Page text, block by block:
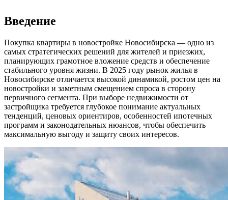
Введение
Покупка квартиры в новостройке Новосибирска — одно из
самых стратегических решений для жителей и приезжих,
планирующих грамотное вложение средств и обеспечение
стабильного уровня жизни. В 2025 году рынок жилья в
Новосибирске отличается высокой динамикой, ростом цен на
новостройки и заметным смещением спроса в сторону
первичного сегмента. При выборе недвижимости от
застройщика требуется глубокое понимание актуальных
тенденций, ценовых ориентиров, особенностей ипотечных
программ и законодательных нюансов, чтобы обеспечить
максимальную выгоду и защиту своих интересов.